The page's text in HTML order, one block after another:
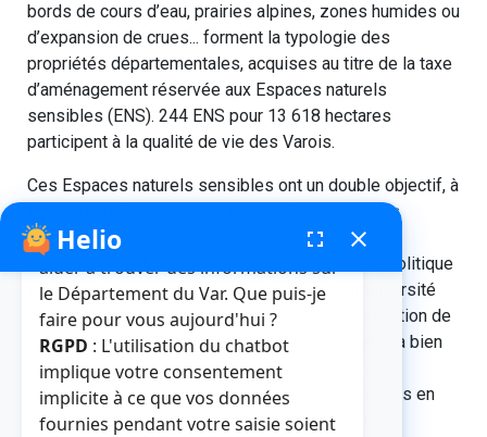
bords de cours d’eau, prairies alpines, zones humides ou
d’expansion de crues... forment la typologie des
propriétés départementales, acquises au titre de la taxe
d’aménagement réservée aux Espaces naturels
sensibles (ENS). 244 ENS pour 13 618 hectares
participent à la qualité de vie des Varois.
Ces Espaces naturels sensibles ont un double objectif, à
la fois de préservation de la qualité de sites, des
paysages, des milieux naturels... et aussi
d’aménagement pour les ouvrir au public. Car la politique
ENS constitue un outil de protection de la biodiversité
des territoires, tout en favorisant une réappropriation de
ces espaces par les acteurs locaux. Pour mener à bien
cet aménagement, pour chaque ENS, un plan de
préservation, de gestion et d’interprétation est mis en
place par le service des ENS du Département.
Helio fenêtre de chatbot
fullscreen close
Bonjour, je suis Helio. Je peux vous
aider à trouver des informations sur
le Département du Var. Que puis-je
faire pour vous aujourd'hui ?
RGPD : L'utilisation du chatbot
implique votre consentement
implicite à ce que vos données
fournies pendant votre saisie soient